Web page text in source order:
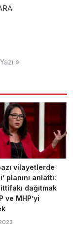
»
vilayetlerde
planını anlattı:
dağıtmak
ve MHP’yi